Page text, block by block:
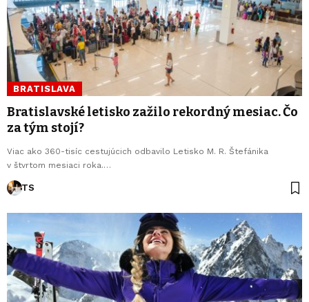
BRATISLAVA
Bratislavské letisko zažilo rekordný mesiac. Čo
za tým stojí?
Viac ako 360-tisíc cestujúcich odbavilo Letisko M. R. Štefánika
v štvrtom mesiaci roka.…
TS